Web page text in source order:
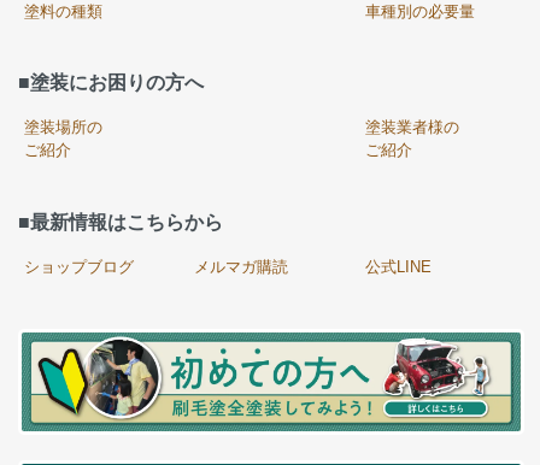
塗料の種類 車種別の必要量
■塗装にお困りの方へ
塗装場所の
ご紹介
塗装業者様の
ご紹介
■最新情報はこちらから
ショップブログ メルマガ購読 公式LINE